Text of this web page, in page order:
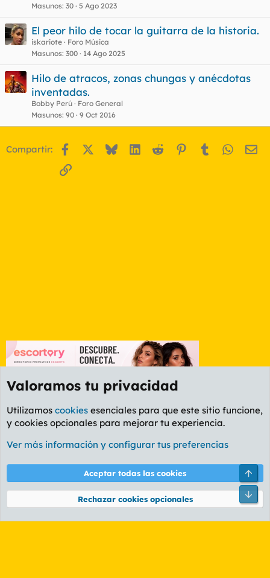
Masunos 30 5 Ago 2023
El peor hilo de tocar la guitarra de la historia.
iskariote
Foro Música
Masunos 300 14 Ago 2025
Hilo de atracos, zonas chungas y anécdotas
inventadas.
Bobby Perú
Foro General
Masunos 90 9 Oct 2016
Compartir: Facebook BlueskyLinkedIn
Reddit Pinterest
Tumblr
Enlace
Foro Deportes
Cookies
PL OLDSTYLE AMARILLO
Términos y reglas Política de privacidad Ayuda
Community platform by XenForo® © 2010-2026 XenForo Ltd.
Valoramos tu privacidad
Utilizamos cookies esenciales para que este sitio funcione,
y cookies opcionales para mejorar tu experiencia.
Ver más información y configurar tus preferencias
Aceptar todas las cookies
Rechazar cookies opcionales
Pie